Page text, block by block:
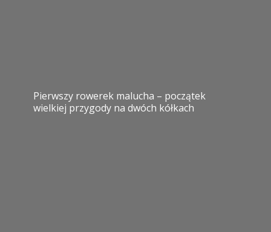
Pierwszy rowerek malucha – początek
wielkiej przygody na dwóch kółkach